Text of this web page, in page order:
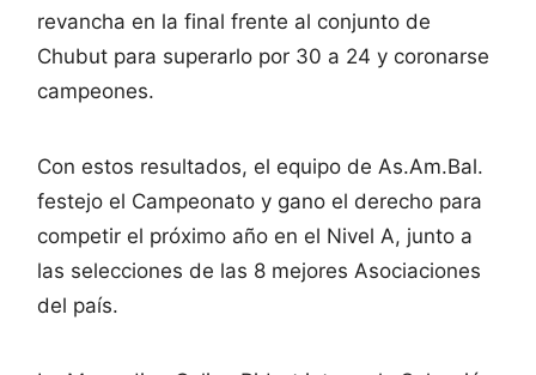
revancha en la final frente al conjunto de
Chubut para superarlo por 30 a 24 y coronarse
campeones.
Con estos resultados, el equipo de As.Am.Bal.
festejo el Campeonato y gano el derecho para
competir el próximo año en el Nivel A, junto a
las selecciones de las 8 mejores Asociaciones
del país.